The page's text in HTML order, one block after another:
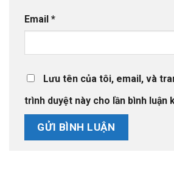
Email *
Lưu tên của tôi, email, và
trình duyệt này cho lần bình luận